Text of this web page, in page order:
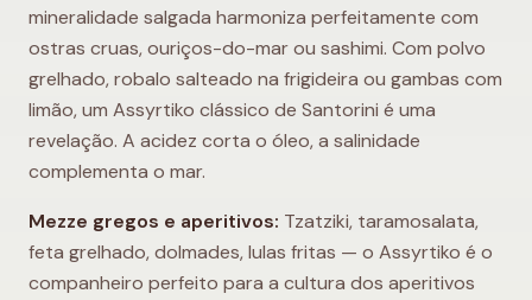
mineralidade salgada harmoniza perfeitamente com
ostras cruas, ouriços-do-mar ou sashimi. Com polvo
grelhado, robalo salteado na frigideira ou gambas com
limão, um Assyrtiko clássico de Santorini é uma
revelação. A acidez corta o óleo, a salinidade
complementa o mar.
Mezze gregos e aperitivos: Tzatziki, taramosalata,
feta grelhado, dolmades, lulas fritas — o Assyrtiko é o
companheiro perfeito para a cultura dos aperitivos